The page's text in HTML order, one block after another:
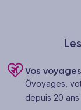
Vos
Ôvoyages,
depuis 20 ans